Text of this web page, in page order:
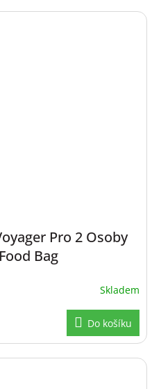
Pro 2 Osoby
Bag
Skladem
Do košíku